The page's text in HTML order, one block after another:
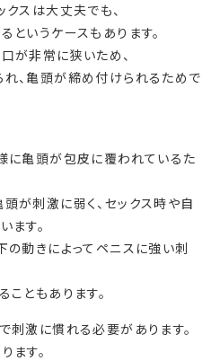
クスは大丈夫でも、
というケースもあります。
が非常に狭いため、
、亀頭が締め付けられるためで
に亀頭が包皮に覆われているた
が刺激に弱く、セックス時や自
ます。
の動きによってペニスに強い刺
ともあります。
刺激に慣れる必要があります。
ます。